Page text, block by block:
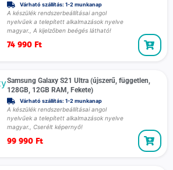
Várható szállítás: 1-2 munkanap
A készülék rendszerbeállításai angol
nyelvűek a telepített alkalmazások nyelve
magyar., A kijelzőben beégés látható!
74 990 Ft
Samsung Galaxy S21 Ultra (újszerű, független,
128GB, 12GB RAM, Fekete)
Várható szállítás: 1-2 munkanap
A készülék rendszerbeállításai angol
nyelvűek a telepített alkalmazások nyelve
magyar., Cserélt képernyő!
99 990 Ft